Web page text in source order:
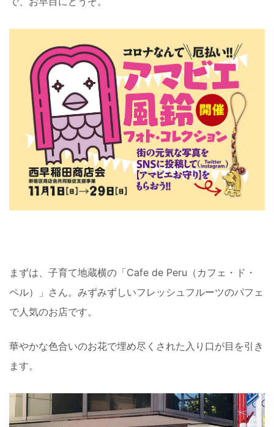
まずは、子育て地蔵横の「Cafe de Peru（カフェ・ド・
ペル）」さん。みずみずしいフレッシュフルーツのパフェ
で人気のお店です。
華やかな色合いのお花で埋め尽くされた入り口が目を引き
ます。